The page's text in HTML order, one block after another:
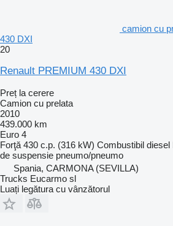
camion cu
430 DXI
20
Renault PREMIUM 430 DXI
Preț la cerere
Camion cu prelata
2010
439.000 km
Euro 4
Forţă 430 c.p. (316 kW) Combustibil diesel
de suspensie pneumo/pneumo
Spania, CARMONA (SEVILLA)
Trucks Eucarmo sl
Luați legătura cu vânzătorul